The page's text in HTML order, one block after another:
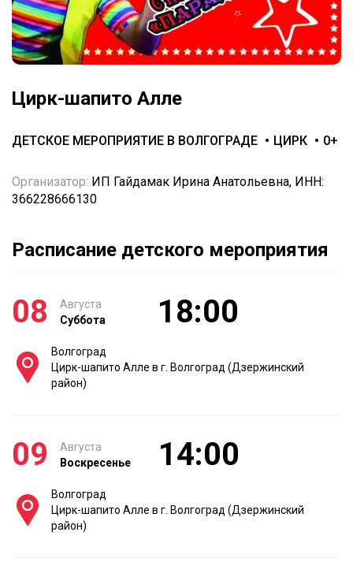
Цирк-шапито Алле
ДЕТСКОЕ МЕРОПРИЯТИЕ В ВОЛГОГРАДЕ ЦИРК 0+
Организатор: ИП Гайдамак Ирина Анатольевна, ИНН:
366228666130
Расписание детского мероприятия
08
Августа
Суббота
18:00
Волгоград
Цирк-шапито Алле в г. Волгоград (Дзержинский
район)
09
Августа
Воскресенье
14:00
Волгоград
Цирк-шапито Алле в г. Волгоград (Дзержинский
район)